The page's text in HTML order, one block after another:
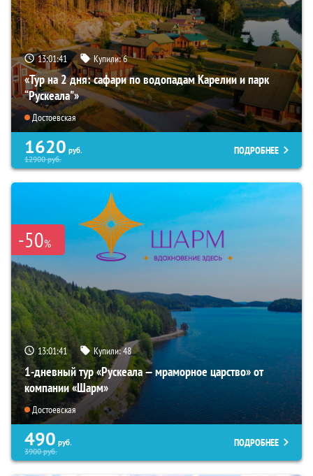
13:01:40 Купили:6
«Тур на 2 дня: сафари по водопадам Карелии и парк
“Рускеала"»
Достоевская
1620 руб.
12900руб.
ПОДРОБНЕЕ
-50%
13:01:40 Купили:48
1-дневный тур «Рускеала — мраморное царство» от
компании «Шарм»
Достоевская
490 руб.
3900руб.
ПОДРОБНЕЕ